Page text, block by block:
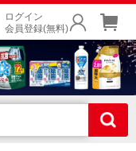
ログイン
会員登録(無料)